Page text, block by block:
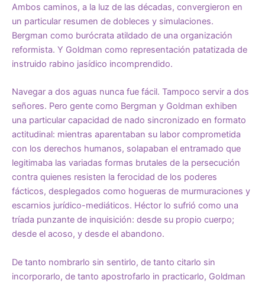
Ambos caminos, a la luz de las décadas, convergieron en
un particular resumen de dobleces y simulaciones.
Bergman como burócrata atildado de una organización
reformista. Y Goldman como representación patatizada de
instruido rabino jasídico incomprendido.
Navegar a dos aguas nunca fue fácil. Tampoco servir a dos
señores. Pero gente como Bergman y Goldman exhiben
una particular capacidad de nado sincronizado en formato
actitudinal: mientras aparentaban su labor comprometida
con los derechos humanos, solapaban el entramado que
legitimaba las variadas formas brutales de la persecución
contra quienes resisten la ferocidad de los poderes
fácticos, desplegados como hogueras de murmuraciones y
escarnios jurídico-mediáticos. Héctor lo sufrió como una
tríada punzante de inquisición: desde su propio cuerpo;
desde el acoso, y desde el abandono.
De tanto nombrarlo sin sentirlo, de tanto citarlo sin
incorporarlo, de tanto apostrofarlo in practicarlo, Goldman